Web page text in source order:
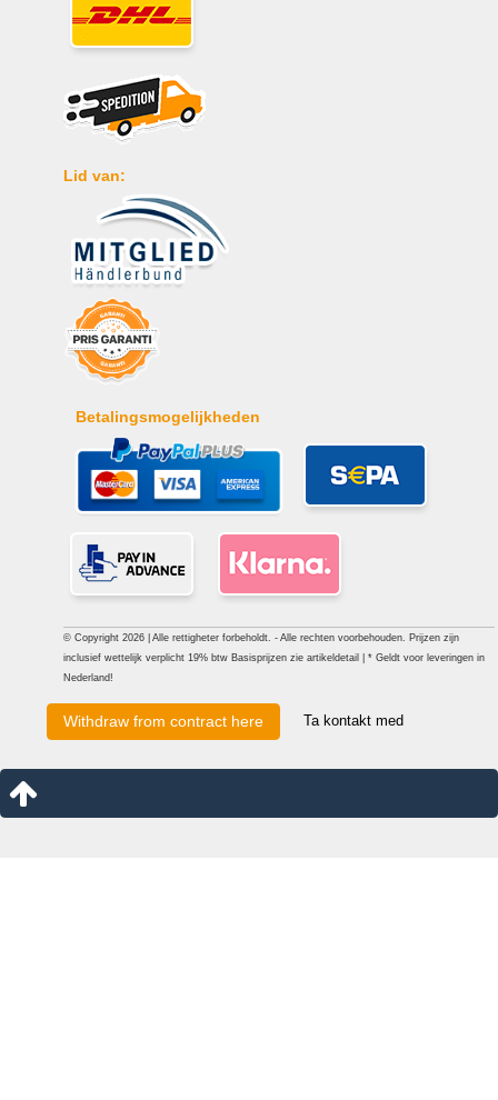
Lid van:
Betalingsmogelijkheden
© Copyright 2026 | Alle rettigheter forbeholdt. - Alle rechten voorbehouden. Prijzen zijn
inclusief wettelijk verplicht 19% btw Basisprijzen zie artikeldetail | * Geldt voor leveringen in
Nederland!
Withdraw from contract here Ta kontakt med